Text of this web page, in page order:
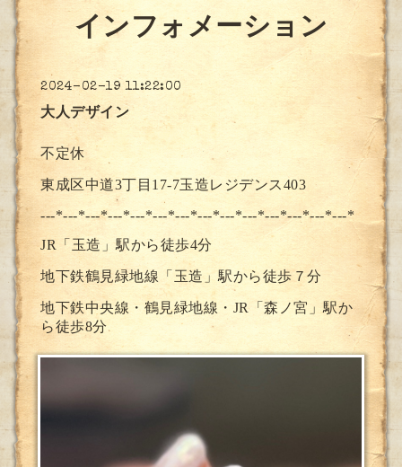
インフォメーション
2024-02-19 11:22:00
大人デザイン
不定休
東成区中道3丁目17-7玉造レジデンス403
---*---*---*---*---*---*---*---*---*---*---*---*---*---*
JR「玉造」駅から徒歩4分
地下鉄鶴見緑地線「玉造」駅から徒歩７分
地下鉄中央線・鶴見緑地線・JR「森ノ宮」駅か
ら徒歩8分